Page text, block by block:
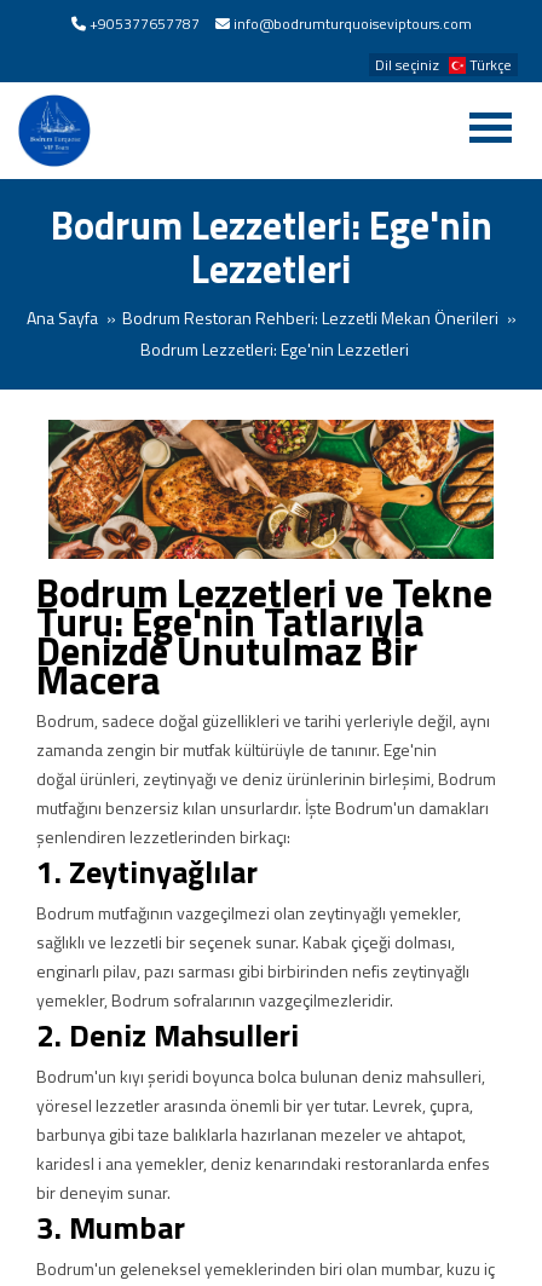
+905377657787
info@bodrumturquoiseviptours.com
Dil seçiniz
Türkçe
Bodrum Lezzetleri: Ege'nin
Lezzetleri
Ana Sayfa
Bodrum Restoran Rehberi: Lezzetli Mekan Önerileri
Bodrum Lezzetleri: Ege'nin Lezzetleri
Bodrum Lezzetleri ve Tekne
Turu: Ege'nin Tatlarıyla
Denizde Unutulmaz Bir
Macera
Bodrum, sadece doğal güzellikleri ve tarihi yerleriyle değil, aynı
zamanda zengin bir mutfak kültürüyle de tanınır. Ege'nin
doğal ürünleri, zeytinyağı ve deniz ürünlerinin birleşimi, Bodrum
mutfağını benzersiz kılan unsurlardır. İşte Bodrum'un damakları
şenlendiren lezzetlerinden birkaçı:
1. Zeytinyağlılar
Bodrum mutfağının vazgeçilmezi olan zeytinyağlı yemekler,
sağlıklı ve lezzetli bir seçenek sunar. Kabak çiçeği dolması,
enginarlı pilav, pazı sarması gibi birbirinden nefis zeytinyağlı
yemekler, Bodrum sofralarının vazgeçilmezleridir.
2. Deniz Mahsulleri
Bodrum'un kıyı şeridi boyunca bolca bulunan deniz mahsulleri,
yöresel lezzetler arasında önemli bir yer tutar. Levrek, çupra,
barbunya gibi taze balıklarla hazırlanan mezeler ve ahtapot,
karidesl i ana yemekler, deniz kenarındaki restoranlarda enfes
bir deneyim sunar.
3. Mumbar
Bodrum'un geleneksel yemeklerinden biri olan mumbar, kuzu iç